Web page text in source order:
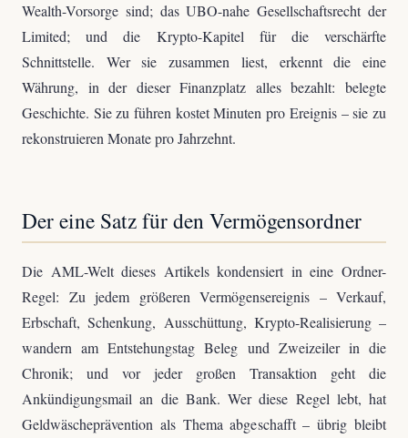
Wealth-Vorsorge sind; das UBO-nahe Gesellschaftsrecht der
Limited; und die Krypto-Kapitel für die verschärfte
Schnittstelle. Wer sie zusammen liest, erkennt die eine
Währung, in der dieser Finanzplatz alles bezahlt: belegte
Geschichte. Sie zu führen kostet Minuten pro Ereignis – sie zu
rekonstruieren Monate pro Jahrzehnt.
Der eine Satz für den Vermögensordner
Die AML-Welt dieses Artikels kondensiert in eine Ordner-
Regel: Zu jedem größeren Vermögensereignis – Verkauf,
Erbschaft, Schenkung, Ausschüttung, Krypto-Realisierung –
wandern am Entstehungstag Beleg und Zweizeiler in die
Chronik; und vor jeder großen Transaktion geht die
Ankündigungsmail an die Bank. Wer diese Regel lebt, hat
Geldwäscheprävention als Thema abgeschafft – übrig bleibt